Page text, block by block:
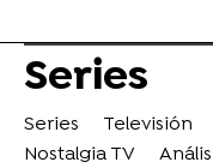
Series
Series Televisión
Nostalgia TV